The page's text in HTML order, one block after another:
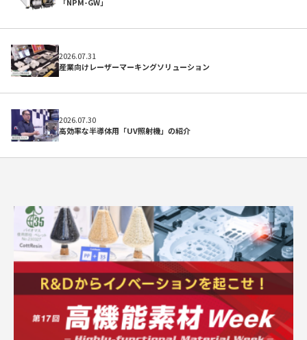
よくある質問
「NPM-GW」
2026.07.31
産業向けレーザーマーキングソリューション
2026.07.30
高効率な半導体用「UV照射機」の紹介